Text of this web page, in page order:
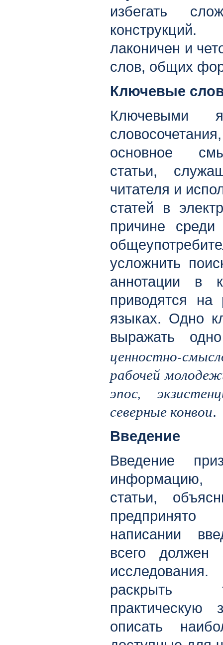
избегать
лаконичен и
слов, общих
Ключевые
Ключевыми
основное
статьи,
читателя и
статей в
причине
усложнить
аннотации в
приводятся на
языках. Одно
выражать
ценностно-
рабочей
эпос,
северные конвои.
Введение
Введение
статьи,
написании
всего должен
раскрыть
практическую
описать